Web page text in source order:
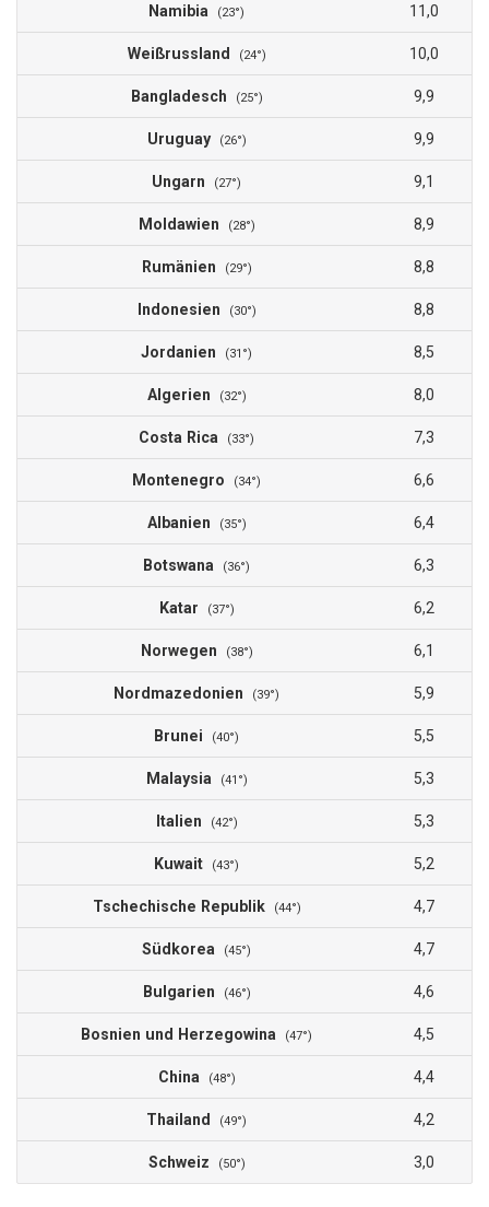
Namibia (23°) 11,0
Weißrussland (24°) 10,0
Bangladesch (25°) 9,9
Uruguay (26°) 9,9
Ungarn (27°) 9,1
Moldawien (28°) 8,9
Rumänien (29°) 8,8
Indonesien (30°) 8,8
Jordanien (31°) 8,5
Algerien (32°) 8,0
Costa Rica (33°) 7,3
Montenegro (34°) 6,6
Albanien (35°) 6,4
Botswana (36°) 6,3
Katar (37°) 6,2
Norwegen (38°) 6,1
Nordmazedonien (39°) 5,9
Brunei (40°) 5,5
Malaysia (41°) 5,3
Italien (42°) 5,3
Kuwait (43°) 5,2
Tschechische Republik (44°) 4,7
Südkorea (45°) 4,7
Bulgarien (46°) 4,6
Bosnien und Herzegowina (47°) 4,5
China (48°) 4,4
Thailand (49°) 4,2
Schweiz (50°) 3,0